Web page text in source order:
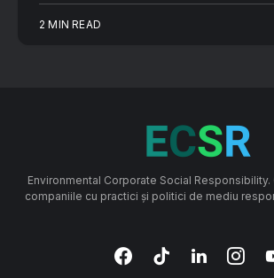
2 MIN READ
Environmental Corporate Social
companiile cu practici și politici de mediu